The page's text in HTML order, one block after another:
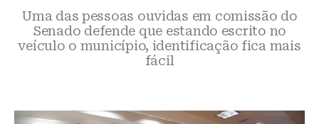
Uma das pessoas ouvidas em comissão do
Senado defende que estando escrito no
veículo o município, identificação fica mais
fácil